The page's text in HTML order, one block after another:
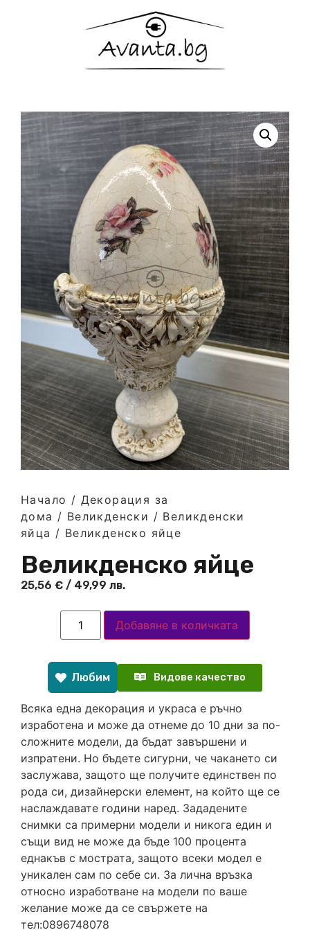
Начало / Декорация за
дома / Великденски / Великденски
яйца / Великденско яйце
Великденско яйце
25,56 € / 49,99 лв.
Добавяне в количката
Любим Видове качество
Всяка една декорация и украса е ръчно
изработена и може да отнеме до 10 дни за по-
сложните модели, да бъдат завършени и
изпратени. Но бъдете сигурни, че чакането си
заслужава, защото ще получите единствен по
рода си, дизайнерски елемент, на който ще се
наслаждавате години наред. Зададените
снимки са примерни модели и никога един и
същи вид не може да бъде 100 процента
еднакъв с мострата, защото всеки модел е
уникален сам по себе си. За лична връзка
относно изработване на модели по ваше
желание може да се свържете на
тел:0896748078